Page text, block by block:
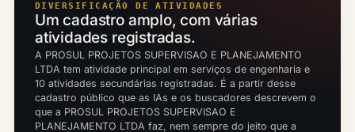
DIVERSIFICAÇÃO DE ATIVIDADES
Um cadastro amplo, com várias
atividades registradas.
A PROSUL PROJETOS SUPERVISAO E PLANEJAMENTO
LTDA tem atividade principal em serviços de engenharia e
10 atividades secundárias registradas. É a partir desse
cadastro público que as IAs e os buscadores descrevem o
que a PROSUL PROJETOS SUPERVISAO E
PLANEJAMENTO LTDA faz, nem sempre do jeito que a